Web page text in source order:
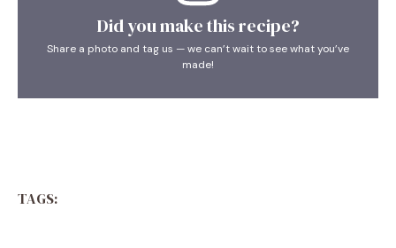
Did you make this recipe?
Share a photo and tag us — we can’t wait to see what you’ve
made!
TAGS: